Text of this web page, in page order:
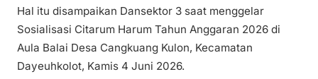
Hal itu disampaikan Dansektor 3 saat menggelar
Sosialisasi Citarum Harum Tahun Anggaran 2026 di
Aula Balai Desa Cangkuang Kulon, Kecamatan
Dayeuhkolot, Kamis 4 Juni 2026.